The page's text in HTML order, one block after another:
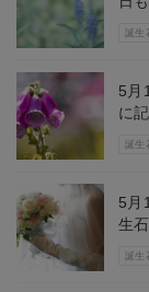
誕生
誕生
5月
に
誕生
5月
生